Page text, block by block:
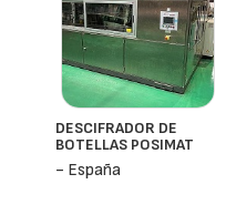
DESCIFRADOR DE
BOTELLAS POSIMAT
- España